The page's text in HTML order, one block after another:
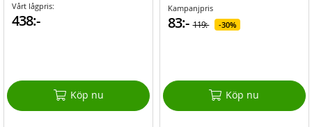
Vårt lågpris:
438:-
Köp nu
Kampanjpris
83:- 119:- 30%
Köp nu